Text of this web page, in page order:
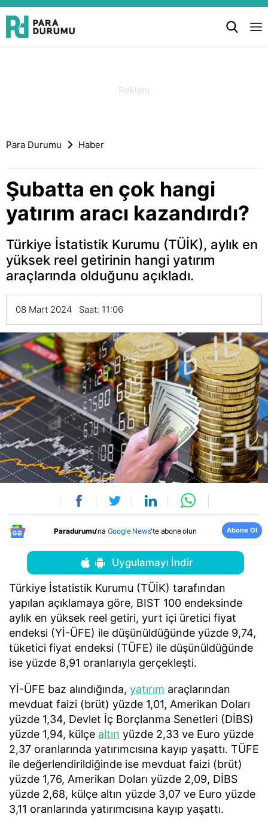
Para Durumu Haber
Şubatta en çok hangi
yatırım aracı kazandırdı?
Türkiye İstatistik Kurumu (TÜİK), aylık en
yüksek reel getirinin hangi yatırım
araçlarında olduğunu açıkladı.
08 Mart 2024 Saat: 11:06
Paradurumu'na Google News'te abone olun Abone Ol
Uygulamayı İndir
Türkiye İstatistik Kurumu (TÜİK) tarafından
yapılan açıklamaya göre, BIST 100 endeksinde
aylık en yüksek reel getiri, yurt içi üretici fiyat
endeksi (Yİ-ÜFE) ile düşünüldüğünde yüzde 9,74,
tüketici fiyat endeksi (TÜFE) ile düşünüldüğünde
ise yüzde 8,91 oranlarıyla gerçekleşti.
Yİ-ÜFE baz alındığında, yatırım araçlarından
mevduat faizi (brüt) yüzde 1,01, Amerikan Doları
yüzde 1,34, Devlet İç Borçlanma Senetleri (DİBS)
yüzde 1,94, külçe altın yüzde 2,33 ve Euro yüzde
2,37 oranlarında yatırımcısına kayıp yaşattı. TÜFE
ile değerlendirildiğinde ise mevduat faizi (brüt)
yüzde 1,76, Amerikan Doları yüzde 2,09, DİBS
yüzde 2,68, külçe altın yüzde 3,07 ve Euro yüzde
3,11 oranlarında yatırımcısına kayıp yaşattı.